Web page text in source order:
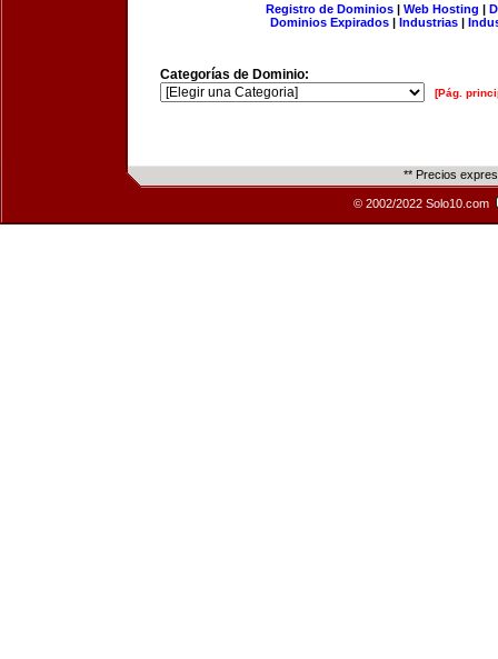
Registro de Dominios| Web Hosting |
Dominios Expirados | Industrias |
Categorías de Dominio:
[Pág.
** Precios
© 2002/2022 Solo10.com